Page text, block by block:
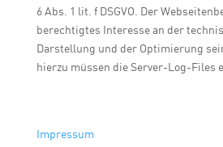
6 Abs. 1 lit. f DSGVO. Der
berechtigtes Interesse an der
Darstellung und der Optimierung
hierzu müssen die Server-Log-Files
Impressum